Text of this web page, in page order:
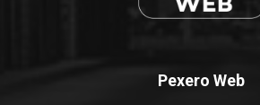
Pexero Web